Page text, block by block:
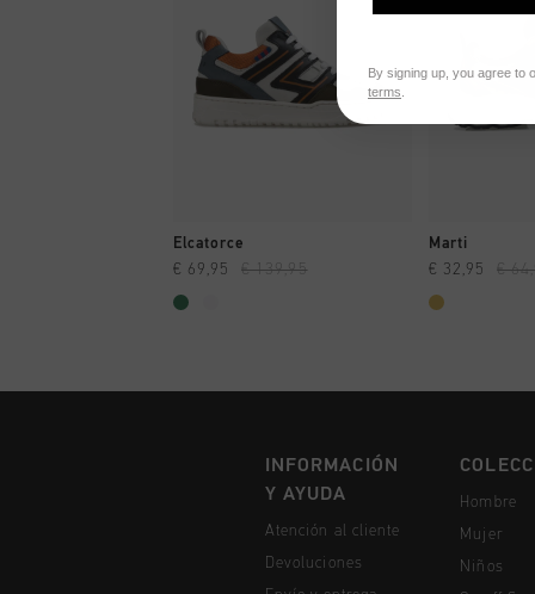
A COMPRAR YA
Elcatorce
€ 69,95 € 139,95
Marti
€ 32,95 €
INFORMACIÓN
Y AYUDA
Atención al cliente
Devoluciones
Hombre
Mujer
Niños
By signing up, you agree to
terms